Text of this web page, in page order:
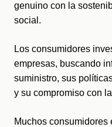
genuino con la
social.
Los consumidores
empresas, buscando
suministro, sus
y su compromiso con
Muchos consumidores